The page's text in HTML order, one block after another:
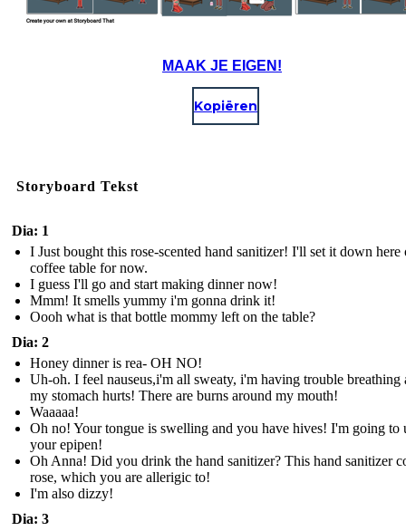
MAAK JE EIGEN!
Kopiëren
Storyboard Tekst
Dia: 1
I Just bought this rose-scented hand sanitizer! I'll set it down here
coffee table for now.
I guess I'll go and start making dinner now!
Mmm! It smells yummy i'm gonna drink it!
Oooh what is that bottle mommy left on the table?
Dia: 2
Honey dinner is rea- OH NO!
Uh-oh. I feel nauseus,i'm all sweaty, i'm having trouble breathing
my stomach hurts! There are burns around my mouth!
Waaaaa!
Oh no! Your tongue is swelling and you have hives! I'm going to
your epipen!
Oh Anna! Did you drink the hand sanitizer? This hand sanitizer
rose, which you are allerigic to!
I'm also dizzy!
Dia: 3